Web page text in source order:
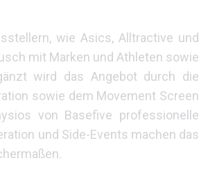
wie Asics, Alltractive und
mit Marken und Athleten sowie
wird das Angebot durch die
sowie dem Movement Screen
von Basefive professionelle
und Side-Events machen das